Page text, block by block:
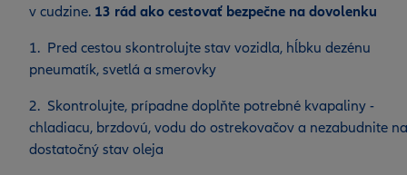
v cudzine. 13 rád ako cestovať bezpečne na dovolenku
1. Pred cestou skontrolujte stav vozidla, hĺbku dezénu
pneumatík, svetlá a smerovky
2. Skontrolujte, prípadne doplňte potrebné kvapaliny -
chladiacu, brzdovú, vodu do ostrekovačov a nezabudnite na
dostatočný stav oleja